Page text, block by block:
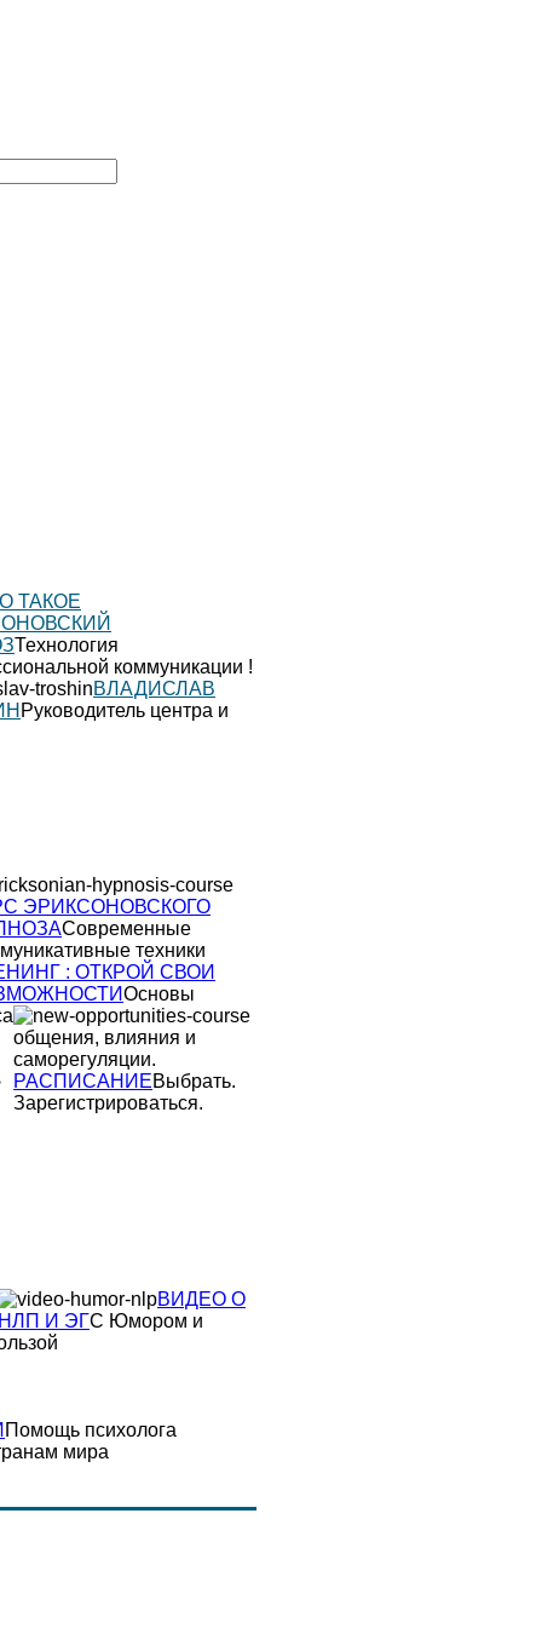
ТАКОЕ
Технология
коммуникации !
ВЛАДИСЛАВ
Руководитель центра и
ЭРИКСОНОВСКОГО
Современные
техники
: ОТКРОЙ СВОИ
Основы
общения, влияния и
саморегуляции.
РАСПИСАНИЕВыбрать.
Зарегистрироваться.
ВИДЕО О
НЛП И ЭГС Юмором и
Помощь психолога
мира